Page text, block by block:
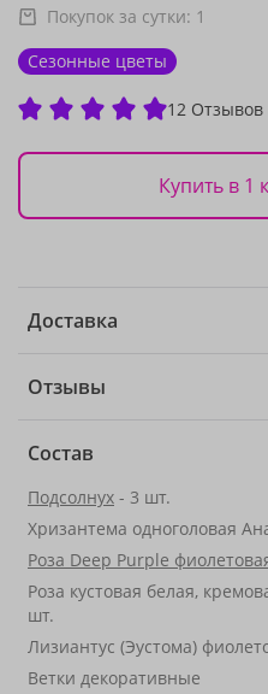
Покупок за сутки: 1
Сезонные цветы
12
Купить в 1
Доставка
Отзывы
Состав
Подсолнух - 3 шт.
Хризантема одноголовая
Роза Deep Purple
Роза кустовая белая,
шт.
Лизиантус (Эустома)
Ветки декоративные